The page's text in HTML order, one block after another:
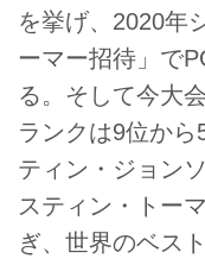
を挙げ、2020年
ーマー招待」で
る。そして今大
ランクは9位か
ティン・ジョン
スティン・トー
ぎ、世界のベス